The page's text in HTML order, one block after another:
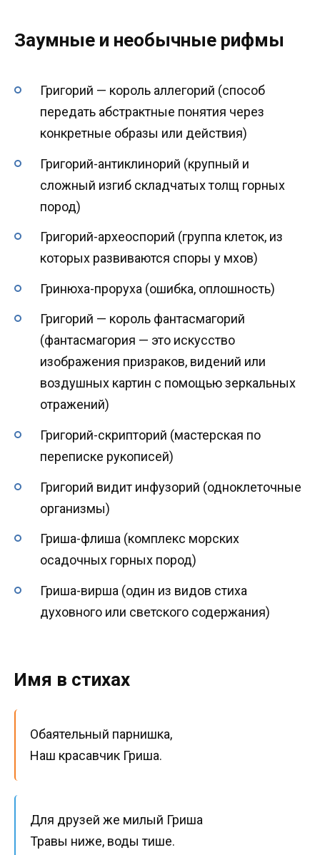
Заумные и необычные рифмы
Григорий — король аллегорий (способ
передать абстрактные понятия через
конкретные образы или действия)
Григорий-антиклинорий (крупный и
сложный изгиб складчатых толщ горных
пород)
Григорий-археоспорий (группа клеток, из
которых развиваются споры у мхов)
Гринюха-проруха (ошибка, оплошность)
Григорий — король фантасмагорий
(фантасмагория — это искусство
изображения призраков, видений или
воздушных картин с помощью зеркальных
отражений)
Григорий-скрипторий (мастерская по
переписке рукописей)
Григорий видит инфузорий (одноклеточные
организмы)
Гриша-флиша (комплекс морских
осадочных горных пород)
Гриша-вирша (один из видов стиха
духовного или светского содержания)
Имя в стихах
Обаятельный парнишка,
Наш красавчик Гриша.
Для друзей же милый Гриша
Травы ниже, воды тише.